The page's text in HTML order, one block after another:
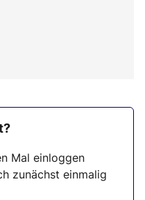
Mal einloggen
zunächst einmalig